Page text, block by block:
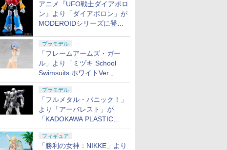
アニメ『UFO戦士ダイアポロ
ン』より「ダイアポロン」が
MODEROIDシリーズに登
プラモデル
「フレームアームズ・ガー
ル」より「ミヅキ School
Swimsuits ホワイトVer.」が8
月10日から予約開始決定！
プラモデル
「フルメタル・パニック！」
より「アーバレスト」が
「KADOKAWA PLASTIC
MODEL SERIES」から1/48
スケールで登場！
フィギュア
「勝利の女神：NIKKE」より